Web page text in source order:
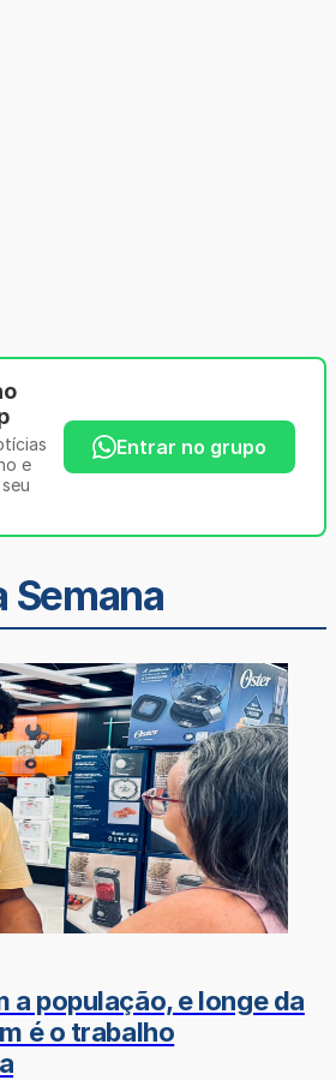
e
Entrar no grupo
Semana
a população, e longe da
é o trabalho